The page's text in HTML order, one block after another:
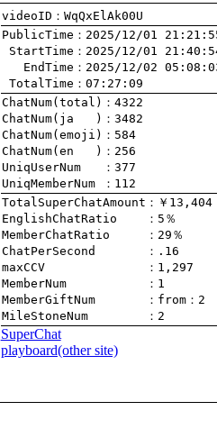
videoID：WqQxElAk00U
PublicTime
StartTime
   EndTime
TotalTime ：07:27:09
ChatNum(total)
ChatNum(ja   )
ChatNum(emoji)
ChatNum(en   )
UniqUserNum
：377
UniqMemberNum
：112
TotalSuperChatAmount
EnglishChatRatio
MemberChatRatio
ChatPerSecond
maxCCV
：1,297
MemberNum
：1
MemberGiftNum
： from ：2
MileStoneNum
：2
SuperChat
playboard(other site)